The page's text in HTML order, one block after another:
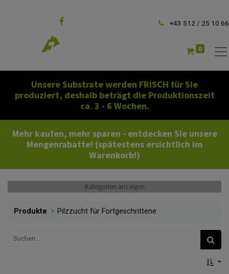
+43 512 / 25 10 66
0
Unsere Substrate werden FRISCH für Sie
produziert, deshalb beträgt die Produktionszeit
ca. 3 - 6 Wochen.
Mehr kaufen, mehr sparen - entdecken Sie unsere
Mengenrabatte! (spätestens ersichtlich im
Warenkorb!)
Kategorien anzeigen
Produkte Pilzzucht für Fortgeschrittene